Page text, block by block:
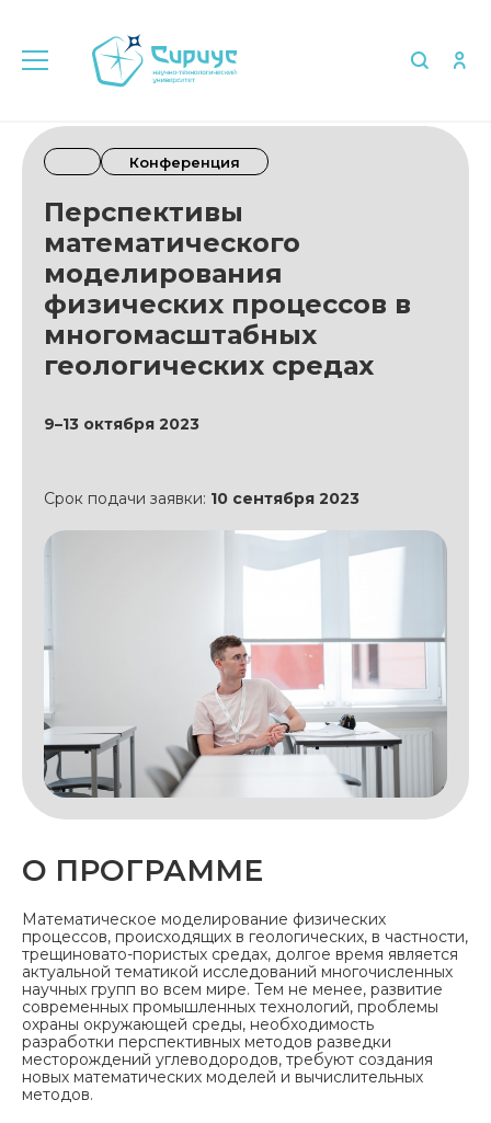
Конференция
Перспективы
математического
моделирования
физических процессов в
многомасштабных
геологических средах
9–13 октября 2023
Срок подачи заявки: 10 сентября 2023
О ПРОГРАММЕ
Математическое моделирование физических
процессов, происходящих в геологических, в частности,
трещиновато-пористых средах, долгое время является
актуальной тематикой исследований многочисленных
научных групп во всем мире. Тем не менее, развитие
современных промышленных технологий, проблемы
охраны окружающей среды, необходимость
разработки перспективных методов разведки
месторождений углеводородов, требуют создания
новых математических моделей и вычислительных
методов.